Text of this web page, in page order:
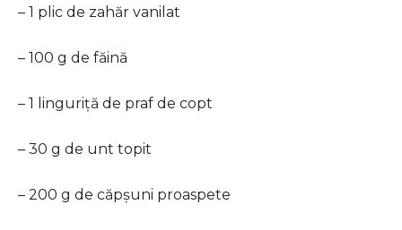
– 1 plic de zahăr vanilat
– 100 g de făină
– 1 linguriță de praf de copt
– 30 g de unt topit
– 200 g de căpșuni proaspete